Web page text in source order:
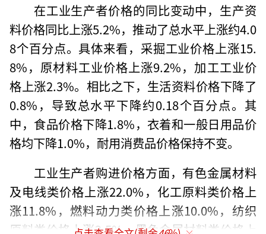
在工业生产者价格的同比变动中，生产资
料价格同比上涨5.2%，推动了总水平上涨约4.0
8个百分点。具体来看，采掘工业价格上涨15.
8%，原材料工业价格上涨9.2%，加工工业价
格上涨2.3%。相比之下，生活资料价格下降了
0.8%，导致总水平下降约0.18个百分点。其
中，食品价格下降1.8%，衣着和一般日用品价
格均下降1.0%，耐用消费品价格保持不变。
工业生产者购进价格方面，有色金属材料
及电线类价格上涨22.0%，化工原料类价格上
涨11.8%，燃料动力类价格上涨10.0%，纺织
原料类价格上涨2.5%，黑色金属材料类价格上